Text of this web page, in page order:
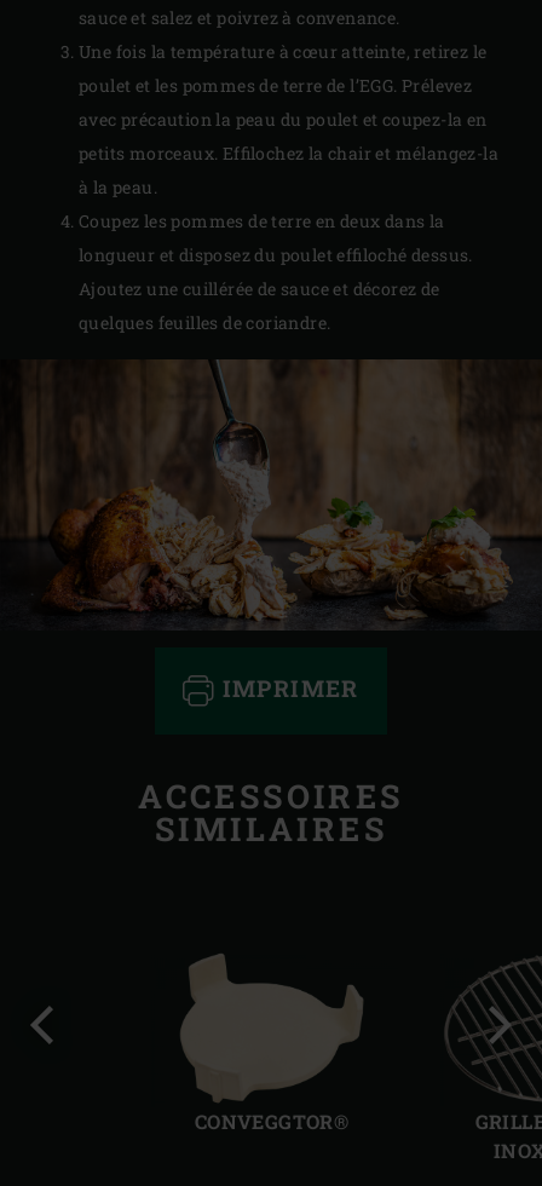
sauce et salez et poivrez à convenance.
Une fois la température à cœur atteinte, retirez le
poulet et les pommes de terre de l’EGG. Prélevez
avec précaution la peau du poulet et coupez-la en
petits morceaux. Effilochez la chair et mélangez-la
à la peau.
Coupez les pommes de terre en deux dans la
longueur et disposez du poulet effiloché dessus.
Ajoutez une cuillérée de sauce et décorez de
quelques feuilles de coriandre.
IMPRIMER
ACCESSOIRES
SIMILAIRES
CONVEGGTOR®